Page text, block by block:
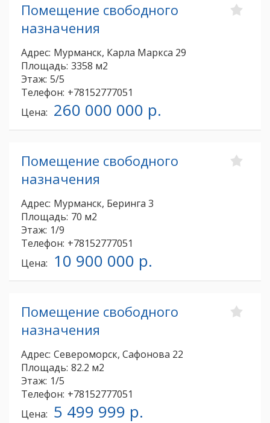
Помещение свободного
назначения
Адрес: Мурманск, Карла Маркса 29
Площадь: 3358 м2
Этаж: 5/5
Телефон: +78152777051
Цена: 260 000 000 р.
Помещение свободного
назначения
Адрес: Мурманск, Беринга 3
Площадь: 70 м2
Этаж: 1/9
Телефон: +78152777051
Цена: 10 900 000 р.
Помещение свободного
назначения
Адрес: Североморск, Сафонова 22
Площадь: 82.2 м2
Этаж: 1/5
Телефон: +78152777051
Цена: 5 499 999 р.